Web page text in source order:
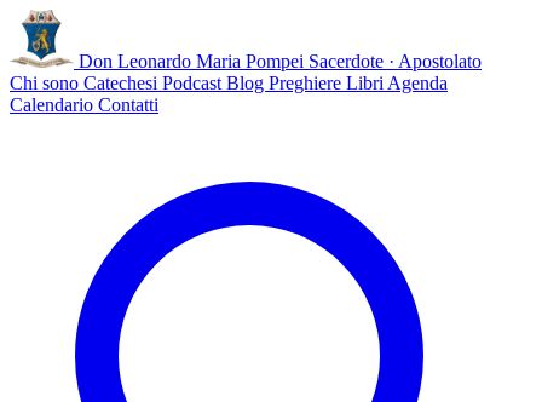
Don Leonardo Maria Pompei Sacerdote · Apostolato
Chi sono Catechesi Podcast Blog Preghiere Libri Agenda
Calendario Contatti